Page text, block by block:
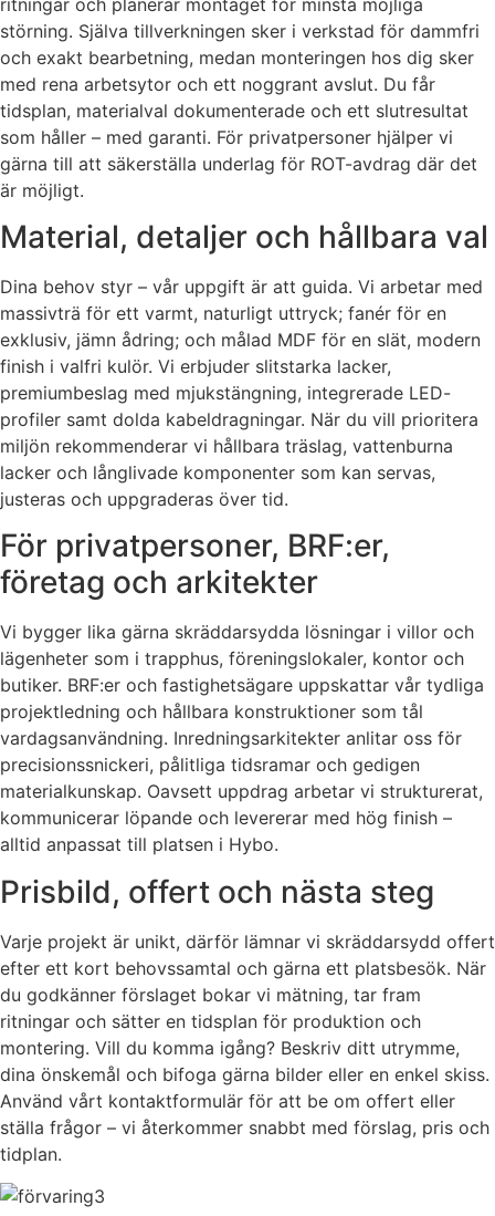
störning. Själva tillverkningen sker i verkstad för dammfri
och exakt bearbetning, medan monteringen hos dig sker
med rena arbetsytor och ett noggrant avslut. Du får
tidsplan, materialval dokumenterade och ett slutresultat
som håller – med garanti. För privatpersoner hjälper vi
gärna till att säkerställa underlag för ROT-avdrag där det
är möjligt.
Material, detaljer och hållbara val
Dina behov styr – vår uppgift är att guida. Vi arbetar med
massivträ för ett varmt, naturligt uttryck; fanér för en
exklusiv, jämn ådring; och målad MDF för en slät, modern
finish i valfri kulör. Vi erbjuder slitstarka lacker,
premiumbeslag med mjukstängning, integrerade LED-
profiler samt dolda kabeldragningar. När du vill prioritera
miljön rekommenderar vi hållbara träslag, vattenburna
lacker och långlivade komponenter som kan servas,
justeras och uppgraderas över tid.
För privatpersoner, BRF:er,
företag och arkitekter
Vi bygger lika gärna skräddarsydda lösningar i villor och
lägenheter som i trapphus, föreningslokaler, kontor och
butiker. BRF:er och fastighetsägare uppskattar vår tydliga
projektledning och hållbara konstruktioner som tål
vardagsanvändning. Inredningsarkitekter anlitar oss för
precisionssnickeri, pålitliga tidsramar och gedigen
materialkunskap. Oavsett uppdrag arbetar vi strukturerat,
kommunicerar löpande och levererar med hög finish –
alltid anpassat till platsen i Hybo.
Prisbild, offert och nästa steg
Varje projekt är unikt, därför lämnar vi skräddarsydd offert
efter ett kort behovssamtal och gärna ett platsbesök. När
du godkänner förslaget bokar vi mätning, tar fram
ritningar och sätter en tidsplan för produktion och
montering. Vill du komma igång? Beskriv ditt utrymme,
dina önskemål och bifoga gärna bilder eller en enkel skiss.
Använd vårt kontaktformulär för att be om offert eller
ställa frågor – vi återkommer snabbt med förslag, pris och
tidplan.